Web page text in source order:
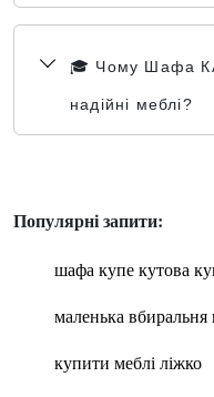
🎓 Чому Шафа
надійні меблі?
Популярні запити:
шафа купе кутова
маленька вбиральня
купити меблі ліжко